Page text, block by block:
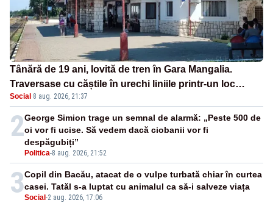
Tânără de 19 ani, lovită de tren în Gara Mangalia.
Traversase cu căștile în urechi liniile printr-un loc
nepermis
Social ·8 aug. 2026, 21:37
2
Politica-8 aug. 2026, 21:52
George Simion trage un semnal de alarmă: „Peste 500 de
oi vor fi ucise. Să vedem dacă ciobanii vor fi
despăgubiți”
3Social -2 aug. 2026, 17:06
Copil din Bacău, atacat de o vulpe turbată chiar în curtea
casei. Tatăl s-a luptat cu animalul ca să-i salveze viața